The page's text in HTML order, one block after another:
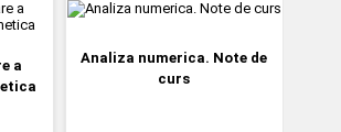
a
Analiza numerica. Note de
curs